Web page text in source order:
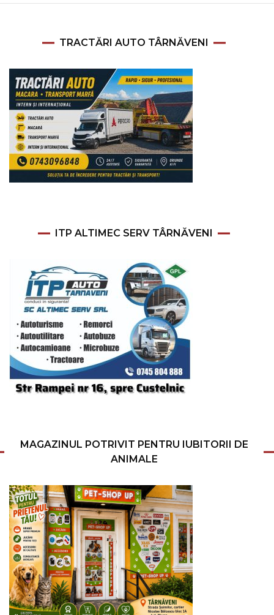
TRACTĂRI AUTO TÂRNĂVENI
ITP ALTIMEC SERV TÂRNĂVENI
MAGAZINUL POTRIVIT PENTRU IUBITORII DE
ANIMALE